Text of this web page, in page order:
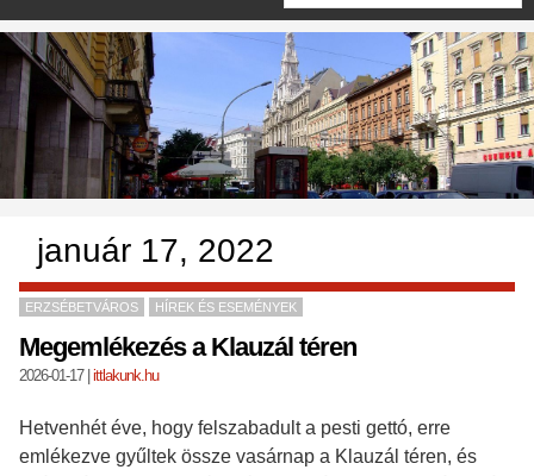
január 17, 2022
ERZSÉBETVÁROS HÍREK ÉS ESEMÉNYEK
Megemlékezés a Klauzál téren
2026-01-17| ittlakunk.hu
Hetvenhét éve, hogy felszabadult a pesti gettó, erre
emlékezve gyűltek össze vasárnap a Klauzál téren, és